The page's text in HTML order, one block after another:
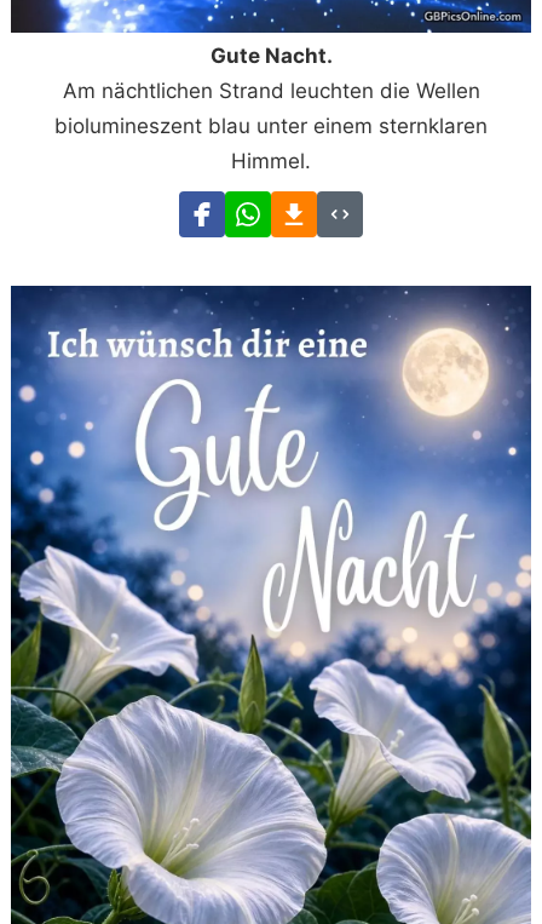
Gute Nacht.
Am nächtlichen Strand leuchten die Wellen
biolumineszent blau unter einem sternklaren
Himmel.